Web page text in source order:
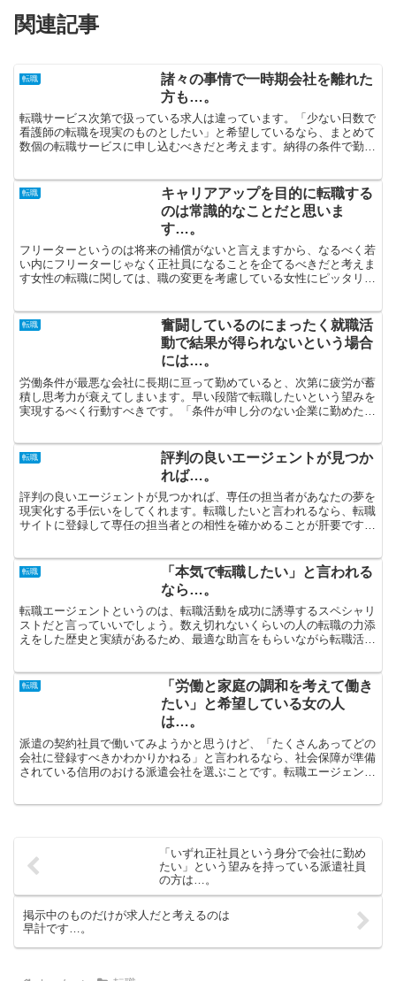
関連記事
転職
諸々の事情で一時期会社を離れた
方も…。
転職サービス次第で扱っている求人は違っています。「少ない日数で
看護師の転職を現実のものとしたい」と希望しているなら、まとめて
数個の転職サービスに申し込むべきだと考えます。納得の条件で勤め
転職
キャリアアップを目的に転職する
のは常識的なことだと思いま
す…。
フリーターというのは将来の補償がないと言えますから、なるべく若
い内にフリーターじゃなく正社員になることを企てるべきだと考えま
す女性の転職に関しては、職の変更を考慮している女性にピッタリの
転職
奮闘しているのにまったく就職活
動で結果が得られないという場合
には…。
労働条件が最悪な会社に長期に亘って勤めていると、次第に疲労が蓄
積し思考力が衰えてしまいます。早い段階で転職したいという望みを
実現するべく行動すべきです。「条件が申し分のない企業に勤めた
転職
評判の良いエージェントが見つか
れば…。
評判の良いエージェントが見つかれば、専任の担当者があなたの夢を
現実化する手伝いをしてくれます。転職したいと言われるなら、転職
サイトに登録して専任の担当者との相性を確かめることが肝要です。
転職
「本気で転職したい」と言われる
なら…。
転職エージェントというのは、転職活動を成功に誘導するスペシャリ
ストだと言っていいでしょう。数え切れないくらいの人の転職の力添
えをした歴史と実績があるため、最適な助言をもらいながら転職活動
転職
「労働と家庭の調和を考えて働き
たい」と希望している女の人
は…。
派遣の契約社員で働いてみようかと思うけど、「たくさんあってどの
会社に登録すべきかわかりかねる」と言われるなら、社会保障が準備
されている信用のおける派遣会社を選ぶことです。転職エージェント
「いずれ正社員という身分で会社に勤め
たい」という望みを持っている派遣社員
の方は…。
掲示中のものだけが求人だと考えるのは
早計です…。